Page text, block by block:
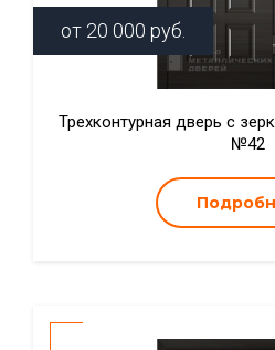
от 20 000 руб.
Трехконтурная дверь с
№42